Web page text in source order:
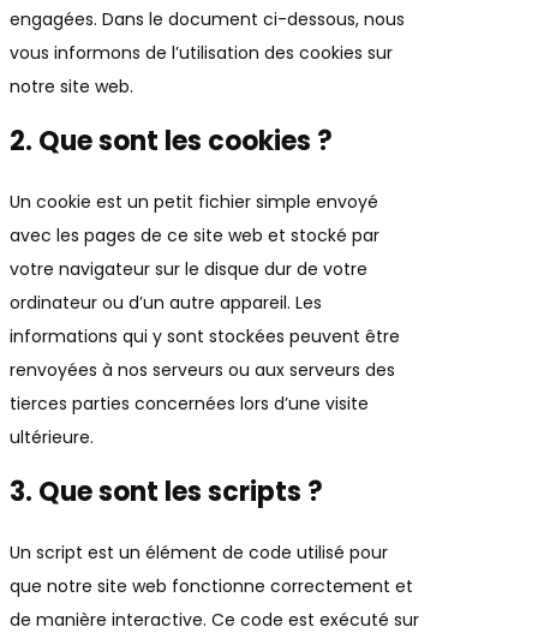
engagées. Dans le document ci-dessous, nous
vous informons de l’utilisation des cookies sur
notre site web.
2. Que sont les cookies ?
Un cookie est un petit fichier simple envoyé
avec les pages de ce site web et stocké par
votre navigateur sur le disque dur de votre
ordinateur ou d’un autre appareil. Les
informations qui y sont stockées peuvent être
renvoyées à nos serveurs ou aux serveurs des
tierces parties concernées lors d’une visite
ultérieure.
3. Que sont les scripts ?
Un script est un élément de code utilisé pour
que notre site web fonctionne correctement et
de manière interactive. Ce code est exécuté sur